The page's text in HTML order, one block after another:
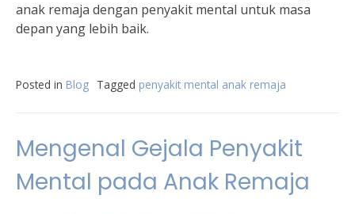
anak remaja dengan penyakit mental untuk masa
depan yang lebih baik.
Posted in Blog Tagged penyakit mental anak remaja
Mengenal Gejala Penyakit
Mental pada Anak Remaja